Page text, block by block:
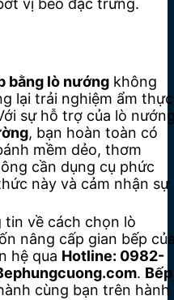
bằng lò nướng không
lại trải nghiệm ẩm thực
sự hỗ trợ của lò
, bạn hoàn toàn có
mềm dẻo, thơm
cần dụng cụ phức
này và cảm nhận sự
tin về cách chọn lò
nâng cấp gian bếp
hệ qua Hotline: 0982-
. Bếp
cùng bạn trên hành